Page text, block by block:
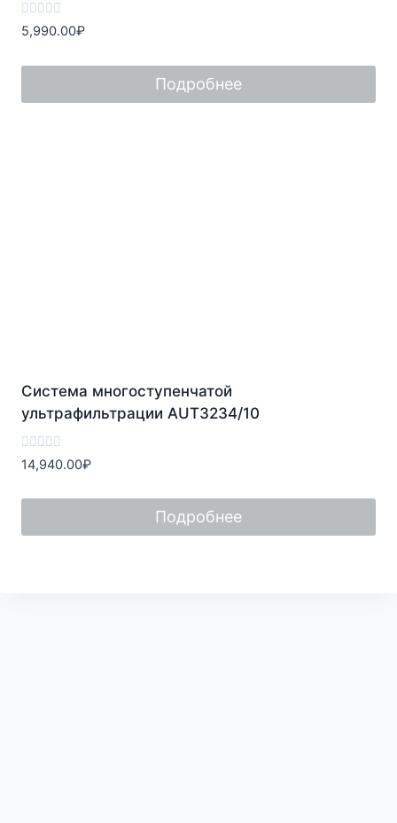
Оценка
0
5
5,990.00₽
Подробнее
Система многоступенчатой
ультрафильтрации AUT3234/10
Оценка
0
5
14,940.00₽
Подробнее